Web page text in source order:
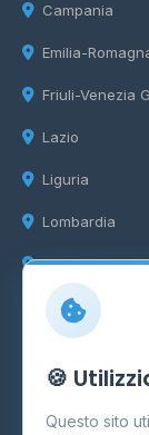
Campania
Emilia-
Friuli-Venezia
Lazio
Liguria
Lombardia
Marche
Info
Cos'è il GPL
FAQ
🍪
Questo sito